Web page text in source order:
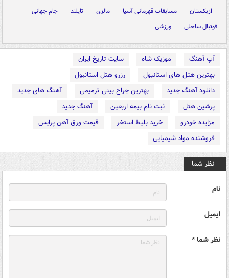
ازبکستان مسابقات قهرمانی آسیا مالزی تایلند
جام جهانی
فوتبال ساحلی
ورزشی
آپ آهنگ موزیک شاه
سایت تاریخ ایران
بهترین هتل های استانبول
رزرو هتل استانبول
دانلود آهنگ جدید
بهترین جراح بینی ترمیمی
آهنگ های جدید
پرشین هتل
ثبت نام بیمه اربعین
آهنگ جدید
مزایده خودرو
خرید بلیط استخر
قیمت ورق آهن پرایس
فروشنده مواد شیمیایی
نظر شما
نام
ایمیل
نظر شما *